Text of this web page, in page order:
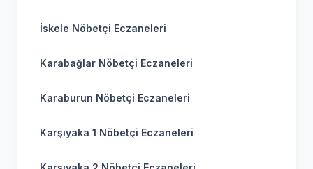
İskele Nöbetçi Eczaneleri
Karabağlar Nöbetçi Eczaneleri
Karaburun Nöbetçi Eczaneleri
Karşıyaka 1 Nöbetçi Eczaneleri